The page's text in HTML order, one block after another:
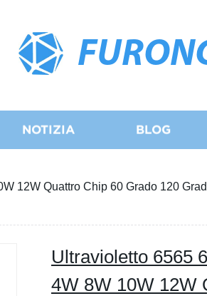
NOTIZIA BLOG
12W Quattro Chip 60 Grado 120
Ultravioletto 6565
4W 8W 10W 12W